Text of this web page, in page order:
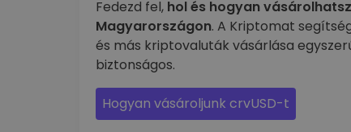
Fedezd fel, hol és hogyan
Magyarországon. A Kriptomat
és más kriptovaluták vásárlása
biztonságos.
Hogyan vásároljunk crvUSD-t